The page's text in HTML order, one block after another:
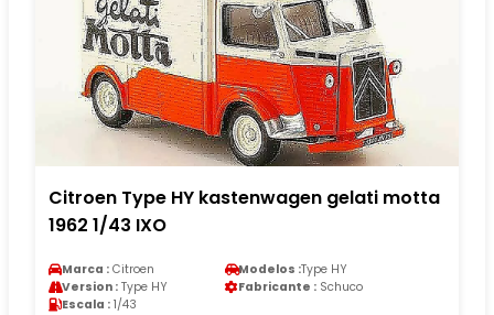
Citroen Type HY kastenwagen gelati motta
1962 1/43 IXO
Marca : Citroen Modelos :Type HY
Version : Type HY Fabricante : Schuco
Escala : 1/43